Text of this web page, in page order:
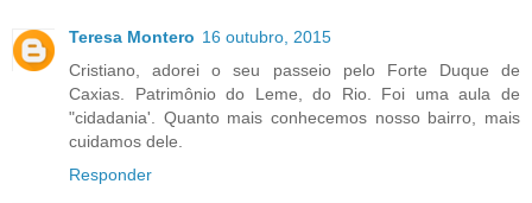
Teresa Montero 16 outubro, 2015
Cristiano, adorei o seu passeio pelo Forte Duque de
Caxias. Patrimônio do Leme, do Rio. Foi uma aula de
"cidadania'. Quanto mais conhecemos nosso bairro, mais
cuidamos dele.
Responder